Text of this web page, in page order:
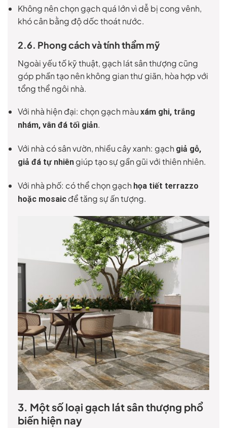
Không nên chọn gạch quá lớn vì dễ bị cong vênh,
khó cân bằng độ dốc thoát nước.
2.6. Phong cách và tính thẩm mỹ
Ngoài yếu tố kỹ thuật, gạch lát sân thượng cũng
góp phần tạo nên không gian thư giãn, hòa hợp với
tổng thể ngôi nhà.
Với nhà hiện đại: chọn gạch màu xám ghi, trắng
nhám, vân đá tối giản.
Với nhà có sân vườn, nhiều cây xanh: gạch giả gỗ,
giả đá tự nhiên giúp tạo sự gần gũi với thiên nhiên.
Với nhà phố: có thể chọn gạch họa tiết terrazzo
hoặc mosaic để tăng sự ấn tượng.
3. Một số loại gạch lát sân thượng phổ
biến hiện nay